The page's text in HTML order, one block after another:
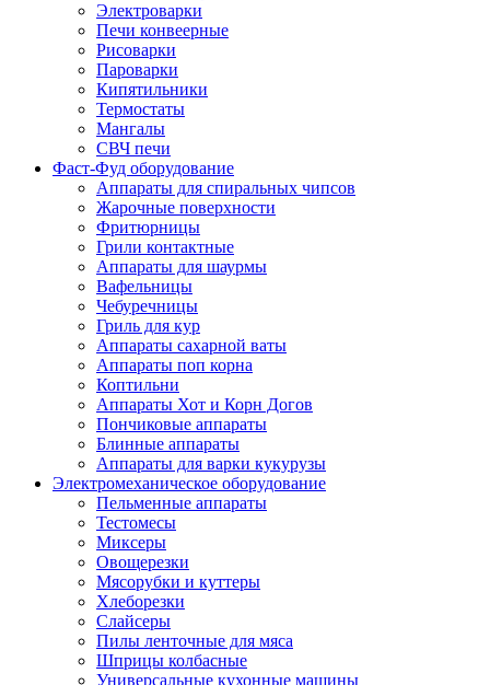
Электроварки
Печи конвеерные
Рисоварки
Пароварки
Кипятильники
Термостаты
Мангалы
СВЧ печи
Фаст-Фуд оборудование
Аппараты для спиральных чипсов
Жарочные поверхности
Фритюрницы
Грили контактные
Аппараты для шаурмы
Вафельницы
Чебуречницы
Гриль для кур
Аппараты сахарной ваты
Аппараты поп корна
Коптильни
Аппараты Хот и Корн Догов
Пончиковые аппараты
Блинные аппараты
Аппараты для варки кукурузы
Электромеханическое оборудование
Пельменные аппараты
Тестомесы
Миксеры
Овощерезки
Мясорубки и куттеры
Хлеборезки
Слайсеры
Пилы ленточные для мяса
Шприцы колбасные
Универсальные кухонные машины